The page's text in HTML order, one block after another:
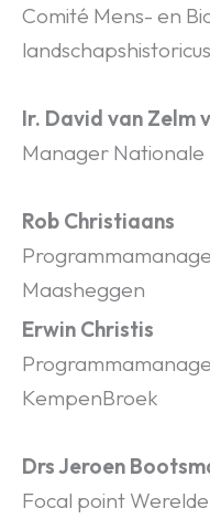
Comité Mens- en
landschapshistoricus
Ir. David van Zelm
Manager Nationale
Rob Christiaans
Maasheggen
Erwin Christis
KempenBroek
Drs Jeroen
Focal point